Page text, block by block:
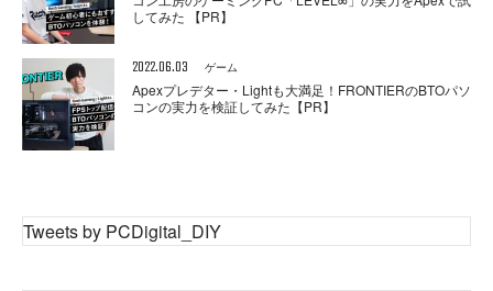
してみた 【PR】
2022.06.03 ゲーム
Apexプレデター・Lightも大満足！FRONTIERのBTOパソ
コンの実力を検証してみた【PR】
Tweets by PCDigital_DIY